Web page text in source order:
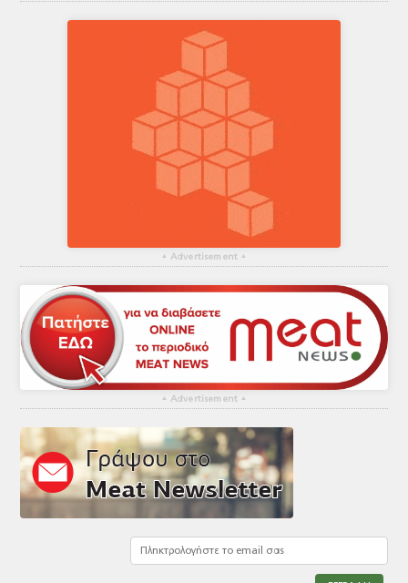
▴ Advertisement ▴
▴ Advertisement ▴